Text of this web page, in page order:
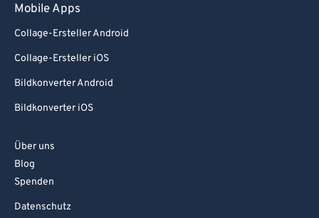
Mobile Apps
Collage-Ersteller Android
Collage-Ersteller iOS
Bildkonverter Android
Bildkonverter iOS
Über uns
Blog
Spenden
Datenschutz